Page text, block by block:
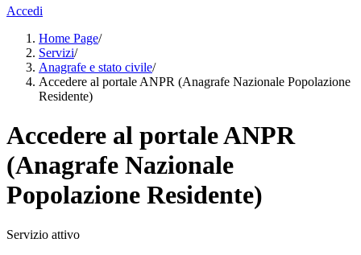
Accedi
Home Page/
Servizi/
Anagrafe e stato civile/
Accedere al portale ANPR (Anagrafe Nazionale Popolazione
Residente)
Accedere al portale ANPR
(Anagrafe Nazionale
Popolazione Residente)
Servizio attivo